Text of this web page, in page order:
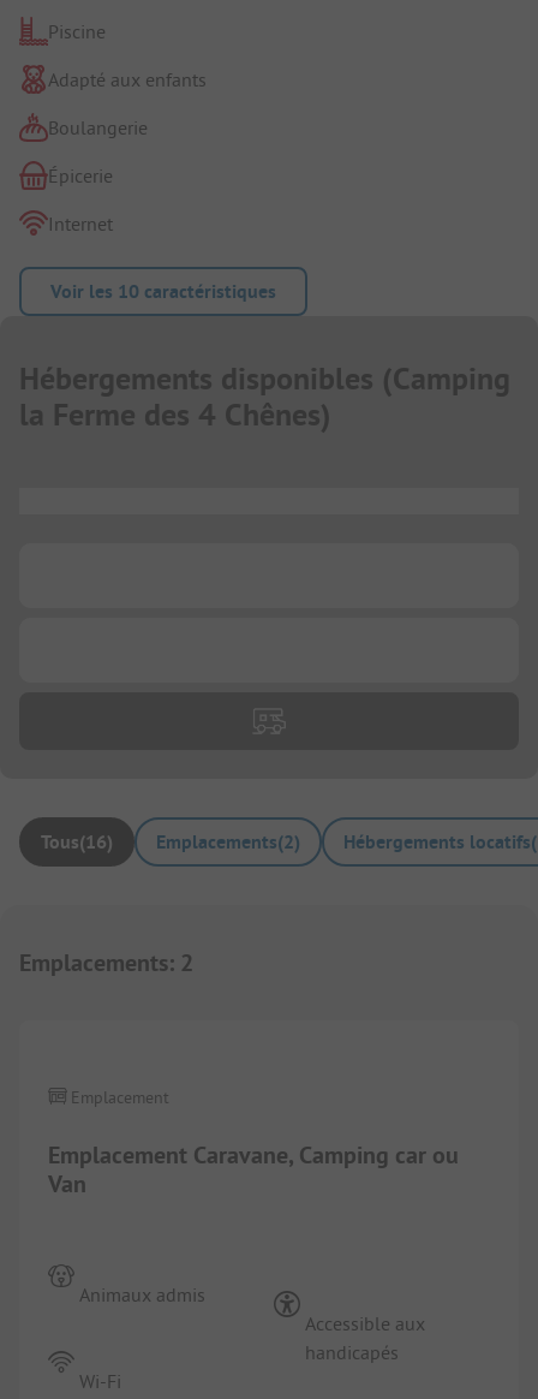
Piscine
Adapté aux enfants
Boulangerie
Épicerie
Internet
Voir les 10 caractéristiques
Hébergements disponibles (Camping
la Ferme des 4 Chênes)
Tous(16) Emplacements(2) Hébergements locatifs(
Emplacements: 2
Emplacement Caravane, Camping car ou
Van
Emplacement
Animaux admis
Wi-Fi
Accessible aux
handicapés